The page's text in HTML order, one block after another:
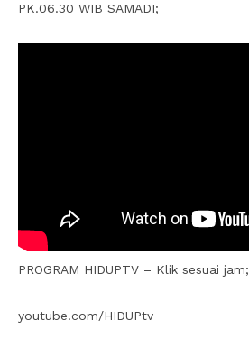
PK.06.30 WIB SAMADI;
PROGRAM HIDUPTV – Klik sesuai jam;
youtube.com/HIDUPtv